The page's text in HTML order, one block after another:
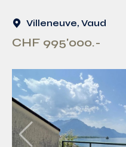
Villeneuve, Vaud
CHF 995'000.-